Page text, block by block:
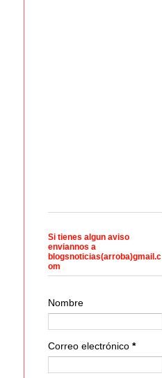
Si tienes algun aviso
enviannos a
blogsnoticias(arroba)gmail.c
om
Nombre
Correo electrónico *